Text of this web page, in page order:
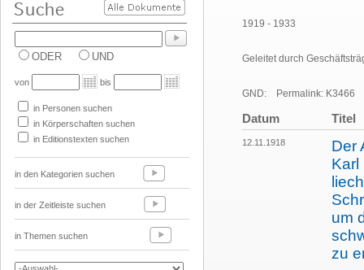
ODER UND
von bis
in Personen suchen
in Körperschaften suchen
in Editionstexten suchen
in den Kategorien suchen
in der Zeitleiste suchen
in Themen suchen
1919 - 1933
Geleitet durch
GND: Permalink: K3466
Datum Titel
12.11.1918
Der
Karl
um
zu